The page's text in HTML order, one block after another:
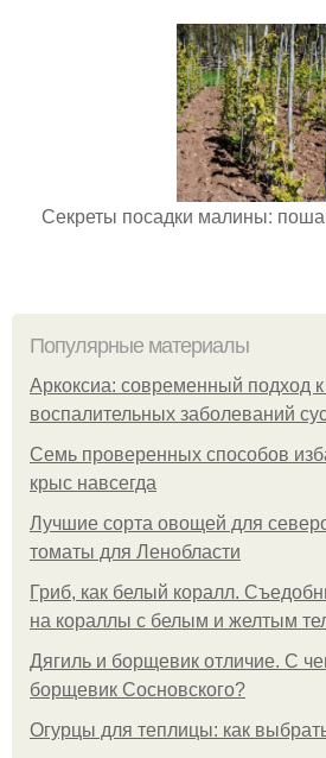
Секреты посадки малины:
Популярные материалы
Аркоксиа: современный подход
воспалительных заболеваний
Семь проверенных способов
крыс навсегда
Лучшие сорта овощей для
томаты для Ленобласти
Гриб, как белый коралл.
на кораллы с белым и желтым
Дягиль и борщевик отличие. С
борщевик Сосновского?
Огурцы для теплицы: как